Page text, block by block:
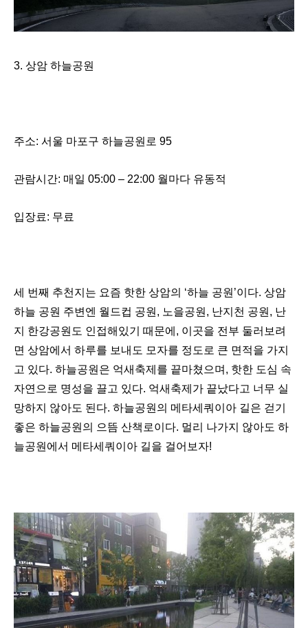
3. 상암 하늘공원
주소: 서울 마포구 하늘공원로 95
관람시간: 매일 05:00 – 22:00 월마다 유동적
입장료: 무료
세 번째 추천지는 요즘 핫한 상암의 ‘하늘 공원 ’이다. 상암
하늘 공원 주변엔 월드컵 공원 , 노을공원 , 난지천 공원 , 난
지 한강공원도 인접해있기 때문에 , 이곳을 전부 둘러보려
면 상암에서 하루를 보내도 모자를 정도로 큰 면적을 가지
고 있다. 하늘공원은 억새축제를 끝마쳤으며 , 핫한 도심 속
자연으로 명성을 끌고 있다. 억새축제가 끝났다고 너무 실
망하지 않아도 된다. 하늘공원의 메타세쿼이아 길은 걷기
좋은 하늘공원의 으뜸 산책로이다. 멀리 나가지 않아도 하
늘공원에서 메타세쿼이아 길을 걸어보자!